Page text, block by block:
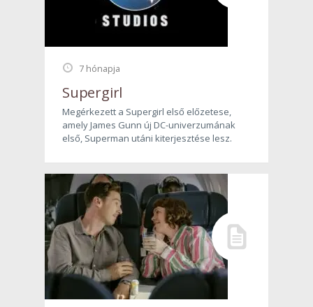
7 hónapja
Supergirl
Megérkezett a Supergirl első előzetese,
amely James Gunn új DC-univerzumának
első, Superman utáni kiterjesztése lesz.